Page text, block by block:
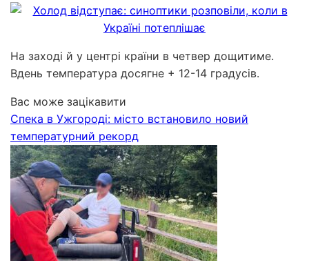
На заході й у центрі країни в четвер дощитиме.
Вдень температура досягне + 12-14 градусів.
Вас може зацікавити
Спека в Ужгороді: місто встановило новий
температурний рекорд